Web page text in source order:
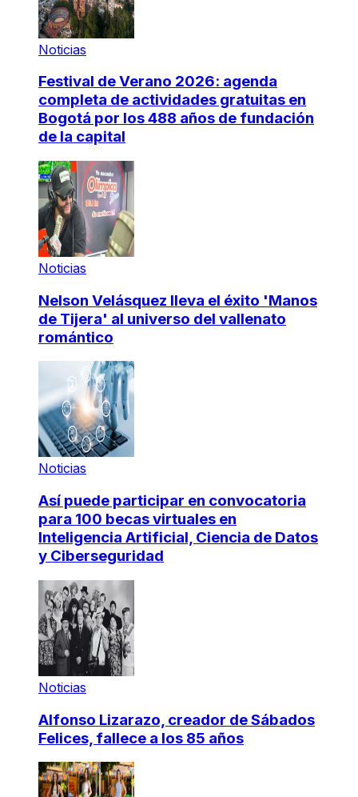
Noticias
Festival de Verano 2026: agenda
completa de actividades gratuitas en
Bogotá por los 488 años de fundación
de la capital
Noticias
Nelson Velásquez lleva el éxito 'Manos
de Tijera' al universo del vallenato
romántico
Noticias
Así puede participar en convocatoria
para 100 becas virtuales en
Inteligencia Artificial, Ciencia de Datos
y Ciberseguridad
Noticias
Alfonso Lizarazo, creador de Sábados
Felices, fallece a los 85 años